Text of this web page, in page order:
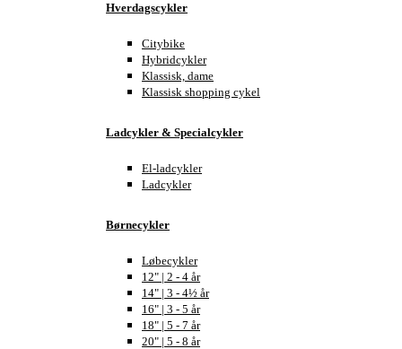
Hverdagscykler
Citybike
Hybridcykler
Klassisk, dame
Klassisk shopping cykel
Ladcykler & Specialcykler
El-ladcykler
Ladcykler
Børnecykler
Løbecykler
12" | 2 - 4 år
14" | 3 - 4½ år
16" | 3 - 5 år
18" | 5 - 7 år
20" | 5 - 8 år